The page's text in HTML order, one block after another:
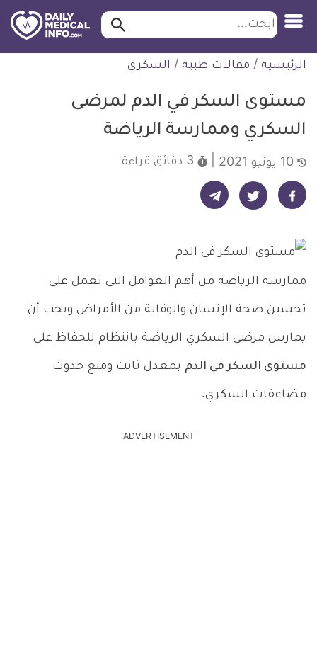
التخطي
للمحتوى
ابحث ابحث…
الرئيسية / مقالات طبية / السكري
مستوى السكر في الدم لمرضى
السكري وممارسة الرياضة
3 دقائق قراءة
شارك على فيسبوك - ديلي ميديكال انفو شارك على تويتر - ديلي ميديكال انفو شارك على تيليجرام - ديلي ميديكال انفو
ممارسة الرياضة من أهم العوامل التي تعمل على
تحسين صحة الإنسان والوقاية من الأمراض ويجب أن
يمارس مرضى السكري الرياضة بانتظام للحفاظ على
مستوى السكر في الدم بمعدل ثابت ومنع حدوث
مضاعفات السكري.
ADVERTISEMENT